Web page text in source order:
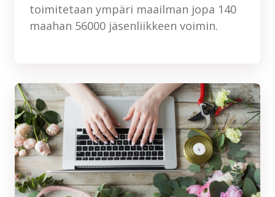
toimitetaan ympäri maailman jopa 140
maahan 56000 jäsenliikkeen voimin.